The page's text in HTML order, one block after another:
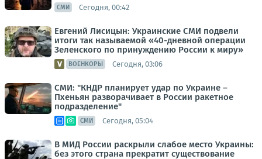
СМИ Сегодня, 00:42
Евгений Лисицын: Украинские СМИ подвели
итоги так называемой «40-дневной операции
Зеленского по принуждению России к миру»
ВОЕНКОРЫ Сегодня, 03:06
СМИ: "КНДР планирует удар по Украине –
Пхеньян разворачивает в России ракетное
подразделение"
СМИ Сегодня, 05:04
В МИД России раскрыли слабое место Украины:
без этого страна прекратит существование